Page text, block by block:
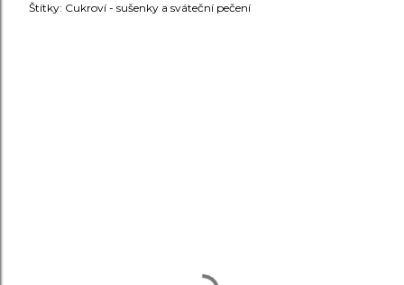
Štítky: Cukroví - sušenky a sváteční pečení